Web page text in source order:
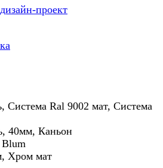
проект
Ral 9002 мат, Система
40мм, Каньон
Хром мат